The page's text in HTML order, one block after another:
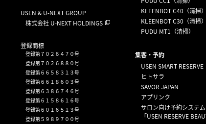
USEN & U-NEXT GROUP
株式会社 U-NEXT HOLDINGS
登録商標
登録第７０２６４７０号
登録第７０２６８８０号
登録第６６５８３１３号
登録第６６１８６０３号
登録第６３８６７４６号
登録第６１５８６１６号
登録第６０１６５１３号
登録第５９８９７００号
KLEENBOT C40（清掃）
KLEENBOT C30（清掃）
PUDU MT1（清掃）
集客・予約
USEN SMART RESERVE
ヒトサラ
SAVOR JAPAN
アプリンク
サロン向け予約システム
「USEN RESERVE